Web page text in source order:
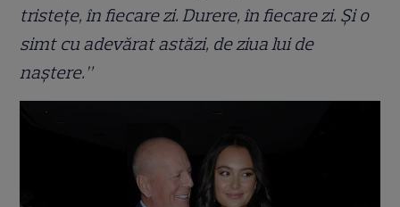
tristețe, în fiecare zi. Durere, în fiecare zi. Și o
simt cu adevărat astăzi, de ziua lui de
naștere.”